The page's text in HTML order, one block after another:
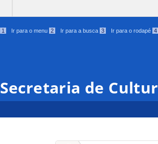
1 Ir para o menu 2 Ir para a busca 3 Ir para o rodapé 4
Secretaria de